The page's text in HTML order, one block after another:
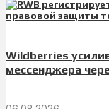
Wildberries
мессенджера